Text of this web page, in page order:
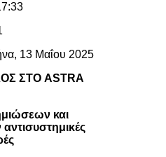
13 Μαΐου 2025
ΣΤΟ ASTRA
και